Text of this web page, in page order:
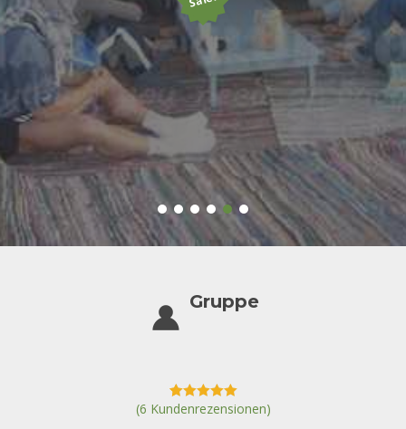
Gruppe
Bewertet mit
6
(6 Kundenrezensionen)